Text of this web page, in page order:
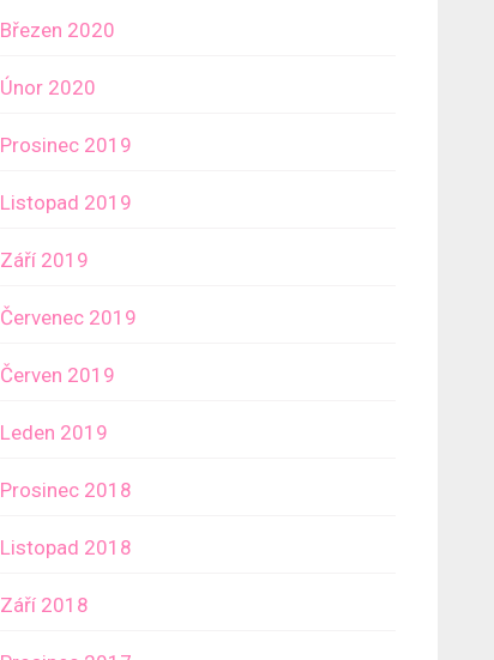
Březen 2020
Únor 2020
Prosinec 2019
Listopad 2019
Září 2019
Červenec 2019
Červen 2019
Leden 2019
Prosinec 2018
Listopad 2018
Září 2018